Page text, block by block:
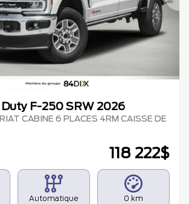
F-250 SRW 2026
CABINE 6 PLACES 4RM CAISSE DE
118 222$
Automatique 0 km